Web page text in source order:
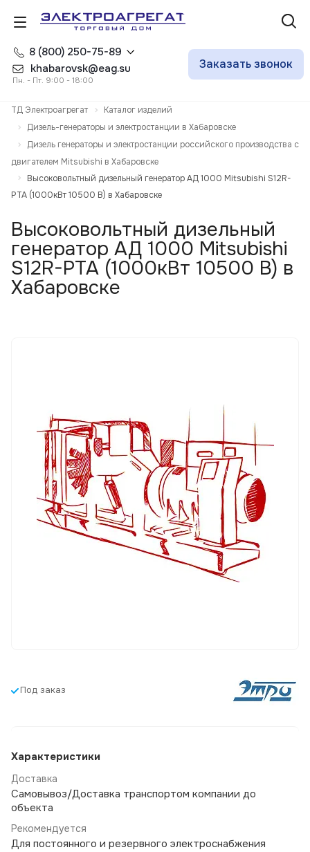
8 (800) 250-75-89
khabarovsk@eag.su
Пн. - Пт. 9:00 - 18:00
Заказать звонок
ТД Электроагрегат
Каталог изделий
Дизель-генераторы и электростанции в Хабаровске
Дизель генераторы и электростанции российского производства с
двигателем Mitsubishi в Хабаровске
Высоковольтный дизельный генератор АД 1000 Mitsubishi S12R-
PTA (1000кВт 10500 В) в Хабаровске
Высоковольтный дизельный
генератор АД 1000 Mitsubishi
S12R-PTA (1000кВт 10500 В) в
Хабаровске
Под заказ
Характеристики
Доставка
Самовывоз/Доставка транспортом компании до
объекта
Рекомендуется
Для постоянного и резервного электроснабжения